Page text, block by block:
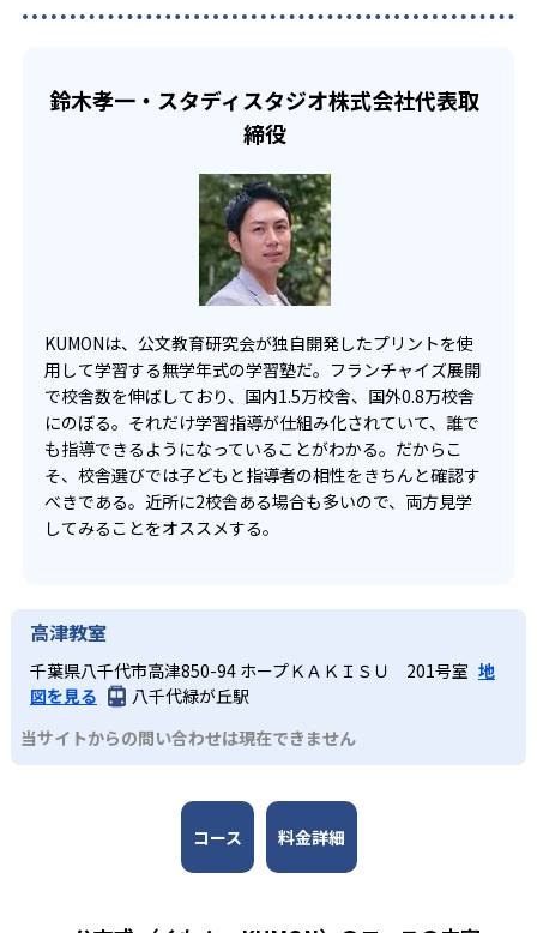
らのオンライン受講と通室を組み合わせることも可能だ。
KUMONでは、一人ひとりの学習状況やスケジュールに合わ
宿題の量や進め方に関しては、いつでも気軽に相談可能
だ。
鈴木孝一・スタディスタジオ株式会社代表取
締役
KUMONは、公文教育研究会が独自開発したプリントを使
用して学習する無学年式の学習塾だ。フランチャイズ展開
で校舎数を伸ばしており、国内1.5万校舎、国外0.8万校舎
にのぼる。それだけ学習指導が仕組み化されていて、誰で
も指導できるようになっていることがわかる。だからこ
そ、校舎選びでは子どもと指導者の相性をきちんと確認す
べきである。近所に2校舎ある場合も多いので、両方見学
してみることをオススメする。
高津教室
千葉県八千代市高津850-94 ホープＫＡＫＩＳＵ 201号室 地
図を見る
八千代緑が丘駅
当サイトからの問い合わせは現在できません
コース 料金詳細